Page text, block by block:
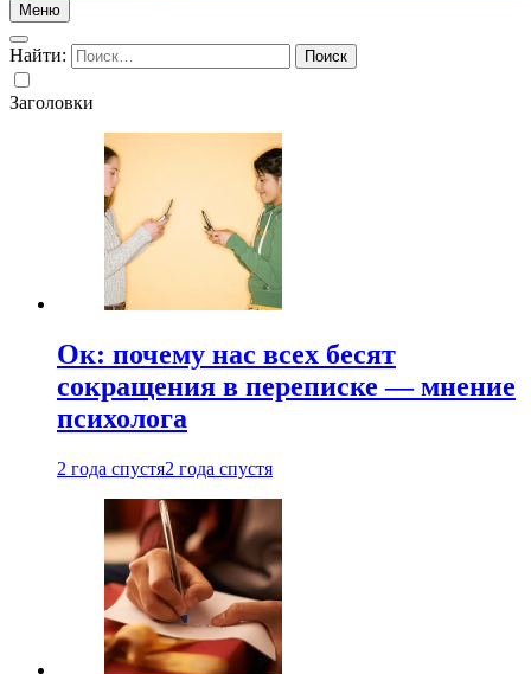
Меню
Найти:
Заголовки
Ок: почему нас всех бесят
сокращения в переписке — мнение
психолога
2 года спустя2 года спустя